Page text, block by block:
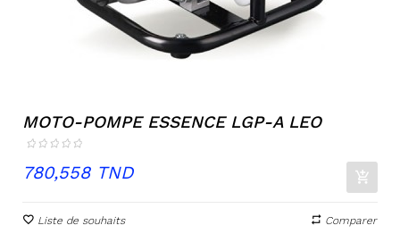
MOTO-POMPE ESSENCE LGP-A LEO
Prix
780,558 TND
Liste de souhaits Comparer